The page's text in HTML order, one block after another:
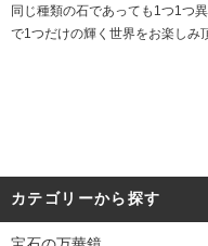
同じ種類の石であっても1つ1つ
で1つだけの輝く世界をお楽しみ
カテゴリーから探す